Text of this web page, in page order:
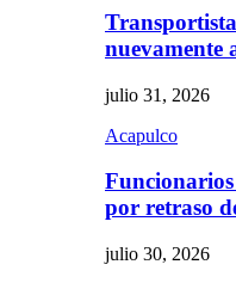
nuevamente
julio 31, 2026
Acapulco
por retraso
julio 30, 2026